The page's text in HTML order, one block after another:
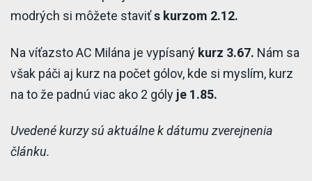
modrých si môžete staviťs kurzom 2.12.
Na víťazsto AC Milána je vypísaný kurz 3.67. Nám sa
však páči aj kurz na počet gólov, kde si myslím, kurz
na to že padnú viac ako 2 góly je 1.85.
Uvedené kurzy sú aktuálne k dátumu zverejnenia
článku.